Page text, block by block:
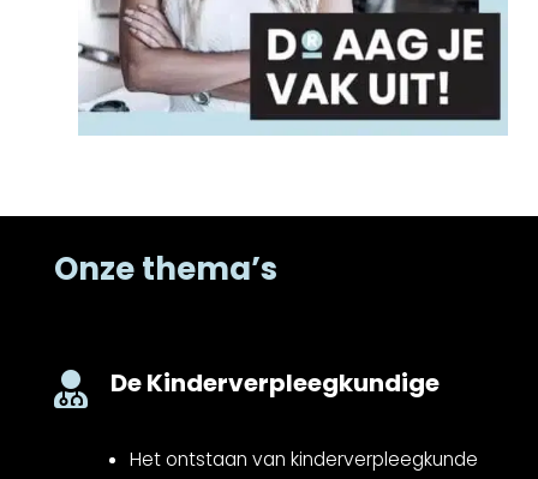
Onze thema’s
 De Kinderverpleegkundige
Het ontstaan van kinderverpleegkunde